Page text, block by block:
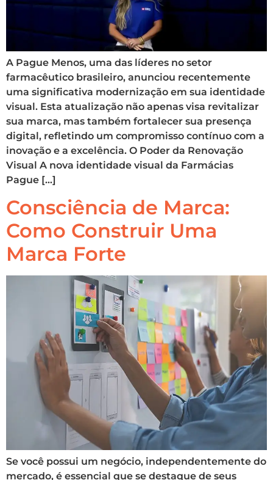
A Pague Menos, uma das líderes no setor
farmacêutico brasileiro, anunciou recentemente
uma significativa modernização em sua identidade
visual. Esta atualização não apenas visa revitalizar
sua marca, mas também fortalecer sua presença
digital, refletindo um compromisso contínuo com a
inovação e a excelência. O Poder da Renovação
Visual A nova identidade visual da Farmácias
Pague […]
Consciência de Marca:
Como Construir Uma
Marca Forte
Se você possui um negócio, independentemente do
mercado, é essencial que se destaque de seus